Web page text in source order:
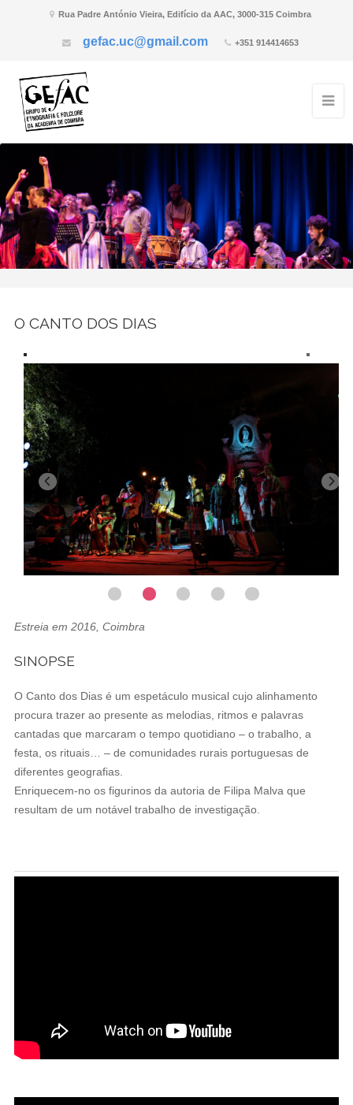
Rua Padre António Vieira, Edifício da AAC, 3000-315 Coimbra
gefac.uc@gmail.com +351 914414653
O CANTO DOS DIAS
Estreia em 2016, Coimbra
SINOPSE
O Canto dos Dias é um espetáculo musical cujo alinhamento
procura trazer ao presente as melodias, ritmos e palavras
cantadas que marcaram o tempo quotidiano – o trabalho, a
festa, os rituais… – de comunidades rurais portuguesas de
diferentes geografias.
Enriquecem-no os figurinos da autoria de Filipa Malva que
resultam de um notável trabalho de investigação.